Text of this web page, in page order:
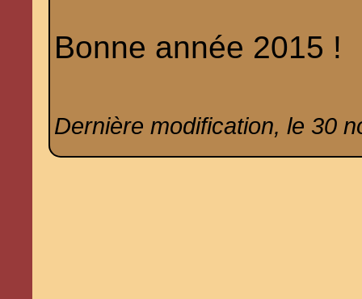
Bonne année 2015 !
Dernière modification, le 30